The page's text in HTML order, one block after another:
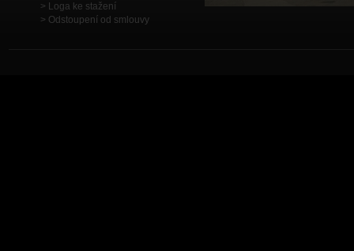
Loga ke stažení
Odstoupení od smlouvy